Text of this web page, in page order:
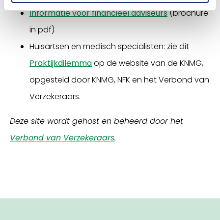
Informatie voor financieel adviseurs(brochure
in pdf)
Huisartsen en medisch specialisten: zie dit
Praktijkdilemmaop de website van de KNMG,
opgesteld door KNMG, NFK en het Verbond van
Verzekeraars.
Deze site wordt gehost en beheerd door het
Verbond van Verzekeraars.